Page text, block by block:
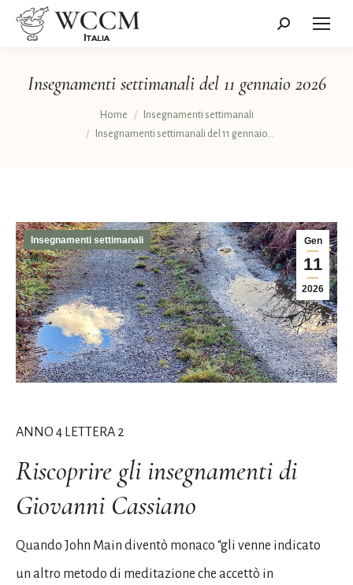
Cerca:
Insegnamenti settimanali del 11 gennaio 2026
Home
Insegnamenti settimanali
Insegnamenti settimanali del 11 gennaio…
Gen
11
2026
Insegnamenti settimanali
ANNO 4 LETTERA 2
Riscoprire gli insegnamenti di
Giovanni Cassiano
Quando John Main diventò monaco “gli venne indicato
un altro metodo di meditazione che accettò in